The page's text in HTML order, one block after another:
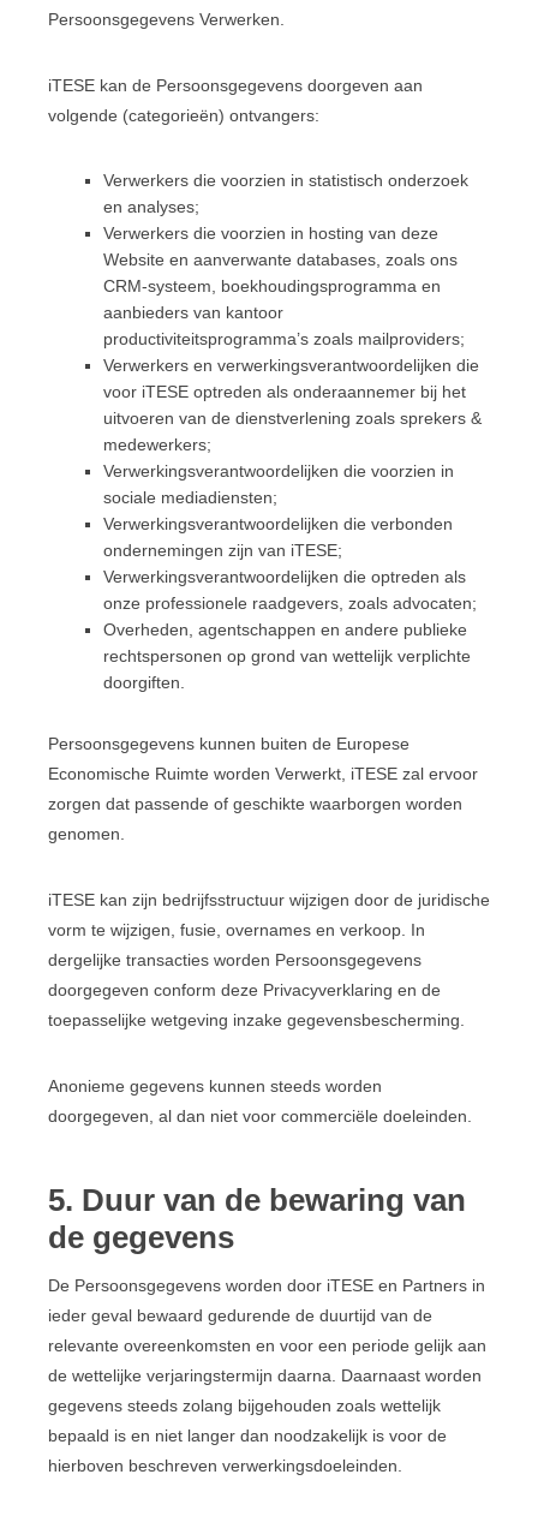
Persoonsgegevens Verwerken.
iTESE kan de Persoonsgegevens doorgeven aan
volgende (categorieën) ontvangers:
Verwerkers die voorzien in statistisch onderzoek
en analyses;
Verwerkers die voorzien in hosting van deze
Website en aanverwante databases, zoals ons
CRM-systeem, boekhoudingsprogramma en
aanbieders van kantoor
productiviteitsprogramma’s zoals mailproviders;
Verwerkers en verwerkingsverantwoordelijken die
voor iTESE optreden als onderaannemer bij het
uitvoeren van de dienstverlening zoals sprekers &
medewerkers;
Verwerkingsverantwoordelijken die voorzien in
sociale mediadiensten;
Verwerkingsverantwoordelijken die verbonden
ondernemingen zijn van iTESE;
Verwerkingsverantwoordelijken die optreden als
onze professionele raadgevers, zoals advocaten;
Overheden, agentschappen en andere publieke
rechtspersonen op grond van wettelijk verplichte
doorgiften.
Persoonsgegevens kunnen buiten de Europese
Economische Ruimte worden Verwerkt, iTESE zal ervoor
zorgen dat passende of geschikte waarborgen worden
genomen.
iTESE kan zijn bedrijfsstructuur wijzigen door de juridische
vorm te wijzigen, fusie, overnames en verkoop. In
dergelijke transacties worden Persoonsgegevens
doorgegeven conform deze Privacyverklaring en de
toepasselijke wetgeving inzake gegevensbescherming.
Anonieme gegevens kunnen steeds worden
doorgegeven, al dan niet voor commerciële doeleinden.
5. Duur van de bewaring van
de gegevens
De Persoonsgegevens worden door iTESE en Partners in
ieder geval bewaard gedurende de duurtijd van de
relevante overeenkomsten en voor een periode gelijk aan
de wettelijke verjaringstermijn daarna. Daarnaast worden
gegevens steeds zolang bijgehouden zoals wettelijk
bepaald is en niet langer dan noodzakelijk is voor de
hierboven beschreven verwerkingsdoeleinden.